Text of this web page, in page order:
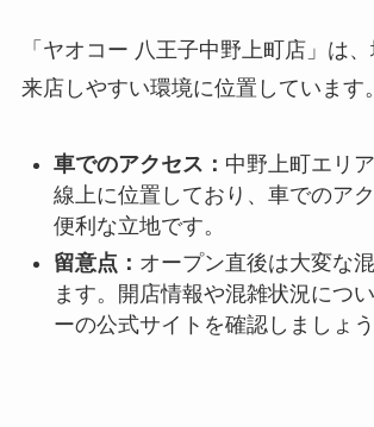
「ヤオコー 八王子中野上町店」は
来店しやすい環境に位置しています。
車でのアクセス： 中野上町エリ
線上に位置しており、車でのア
便利な立地です。
留意点： オープン直後は大変な
ます。開店情報や混雑状況につ
ーの公式サイトを確認しましょう